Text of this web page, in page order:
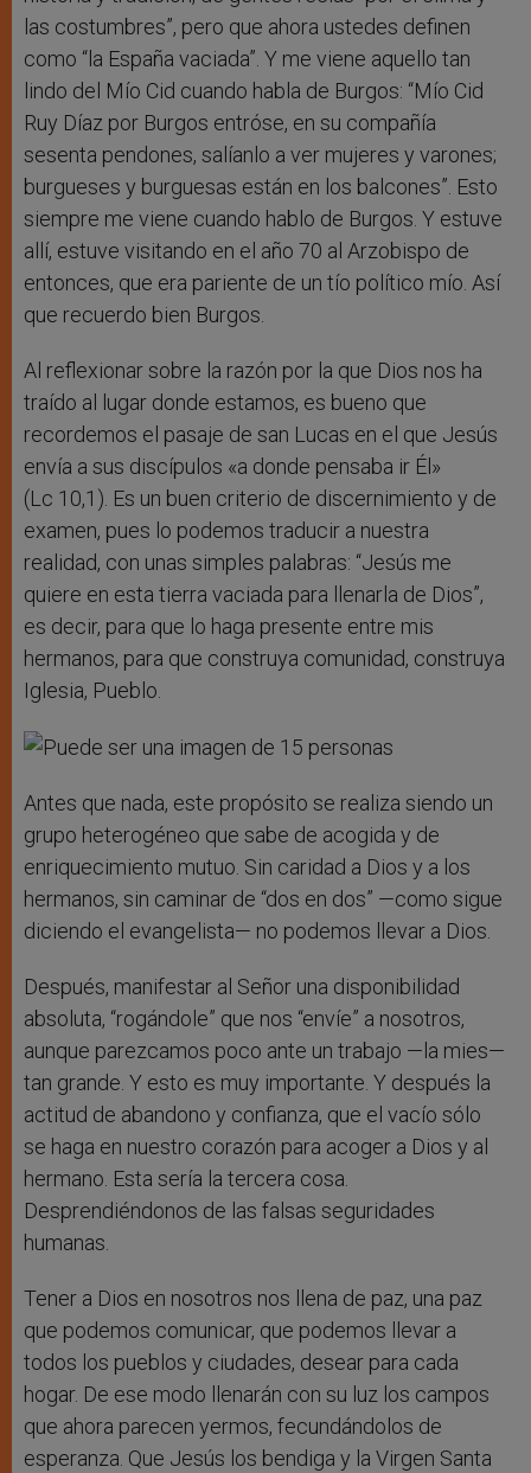
las costumbres”, pero que ahora ustedes definen
como “la España vaciada”. Y me viene aquello tan
lindo del Mío Cid cuando habla de Burgos: “Mío Cid
Ruy Díaz por Burgos entróse, en su compañía
sesenta pendones, salíanlo a ver mujeres y varones;
burgueses y burguesas están en los balcones”. Esto
siempre me viene cuando hablo de Burgos. Y estuve
allí, estuve visitando en el año 70 al Arzobispo de
entonces, que era pariente de un tío político mío. Así
que recuerdo bien Burgos.
Al reflexionar sobre la razón por la que Dios nos ha
traído al lugar donde estamos, es bueno que
recordemos el pasaje de san Lucas en el que Jesús
envía a sus discípulos «a donde pensaba ir Él»
(Lc 10,1). Es un buen criterio de discernimiento y de
examen, pues lo podemos traducir a nuestra
realidad, con unas simples palabras: “Jesús me
quiere en esta tierra vaciada para llenarla de Dios”,
es decir, para que lo haga presente entre mis
hermanos, para que construya comunidad, construya
Iglesia, Pueblo.
Antes que nada, este propósito se realiza siendo un
grupo heterogéneo que sabe de acogida y de
enriquecimiento mutuo. Sin caridad a Dios y a los
hermanos, sin caminar de “dos en dos” —como sigue
diciendo el evangelista— no podemos llevar a Dios.
Después, manifestar al Señor una disponibilidad
absoluta, “rogándole” que nos “envíe” a nosotros,
aunque parezcamos poco ante un trabajo —la mies—
tan grande. Y esto es muy importante. Y después la
actitud de abandono y confianza, que el vacío sólo
se haga en nuestro corazón para acoger a Dios y al
hermano. Esta sería la tercera cosa.
Desprendiéndonos de las falsas seguridades
humanas.
Tener a Dios en nosotros nos llena de paz, una paz
que podemos comunicar, que podemos llevar a
todos los pueblos y ciudades, desear para cada
hogar. De ese modo llenarán con su luz los campos
que ahora parecen yermos, fecundándolos de
esperanza. Que Jesús los bendiga y la Virgen Santa